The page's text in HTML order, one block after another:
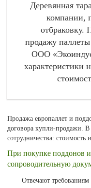
Деревянная
компании,
отбраковку.
продажу
ООО
характеристики
Продажа европаллет и
договора купли-продажи. В
сотрудничества: стоимость
При покупке поддонов
сопроводительную
Отвечают